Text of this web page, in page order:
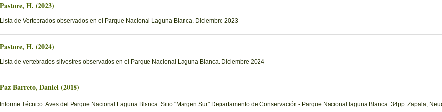
Pastore, H. (2023)
Lista de Vertebrados observados en el Parque Nacional Laguna Blanca. Diciembre 2023
Pastore, H. (2024)
Lista de vertebrados silvestres observados en el Parque Nacional Laguna Blanca. Diciembre 2024
Paz Barreto, Daniel (2018)
Informe Técnico: Aves del Parque Nacional Laguna Blanca. Sitio "Margen Sur" Departamento de Conservación - Parque Nacional laguna Blanca. 34pp. Zapala,